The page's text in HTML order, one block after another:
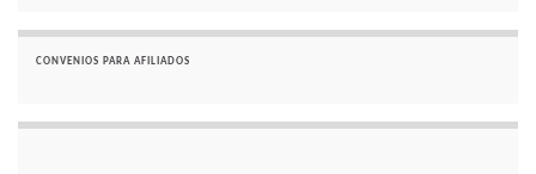
CONVENIOS PARA AFILIADOS